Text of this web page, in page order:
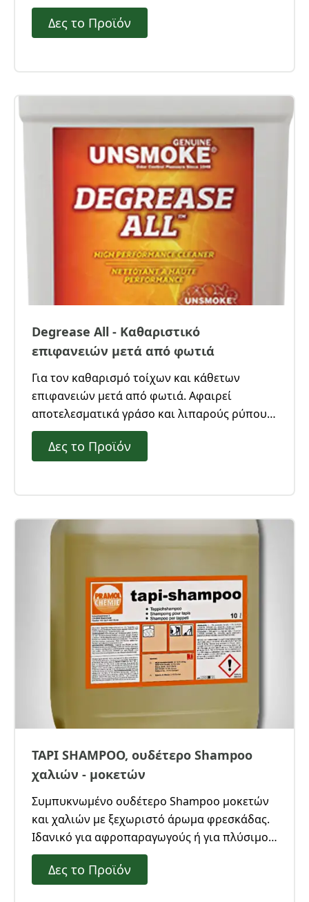
επίπλωσης και στρωμάτων. Οι φυσικές
πρώτες ύλες και τα μηδαμινά κατάλοιπα, το
Δες το Προϊόν
Degrease All - Καθαριστικό
επιφανειών μετά από φωτιά
Για τον καθαρισμό τοίχων και κάθετων
επιφανειών μετά από φωτιά. Αφαιρεί
αποτελεσματικά γράσο και λιπαρούς ρύπους
από βινυλικές και άλλες σκληρές επιφάνειες.
Δες το Προϊόν
TAPI SHAMPOO, ουδέτερο Shampoo
χαλιών - μοκετών
Συμπυκνωμένο ουδέτερο Shampoo μοκετών
και χαλιών με ξεχωριστό άρωμα φρεσκάδας.
Ιδανικό για αφροπαραγωγούς ή για πλύσιμο
χαλιών με την περιστροφική και κάδο νερού.
Δες το Προϊόν